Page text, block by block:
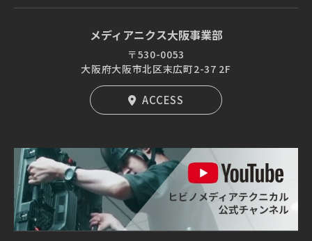
メディアニクス大阪事業部
〒530-0053
大阪府大阪市北区末広町2-37 2F
ACCESS